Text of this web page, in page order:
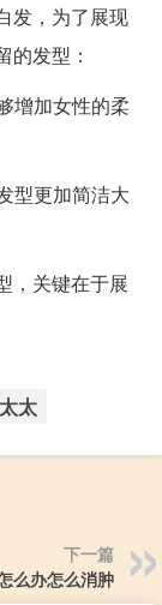
发，为了展现
的发型：
增加女性的柔
型更加简洁大
，关键在于展
太
下一篇
么办怎么消肿